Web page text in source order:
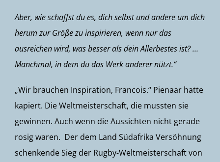
Aber, wie schaffst du es, dich selbst und andere um dich
herum zur Größe zu inspirieren, wenn nur das
ausreichen wird, was besser als dein Allerbestes ist? …
Manchmal, in dem du das Werk anderer nützt.“
„Wir brauchen Inspiration, Francois.“ Pienaar hatte
kapiert. Die Weltmeisterschaft, die mussten sie
gewinnen. Auch wenn die Aussichten nicht gerade
rosig waren. Der dem Land Südafrika Versöhnung
schenkende Sieg der Rugby-Weltmeisterschaft von